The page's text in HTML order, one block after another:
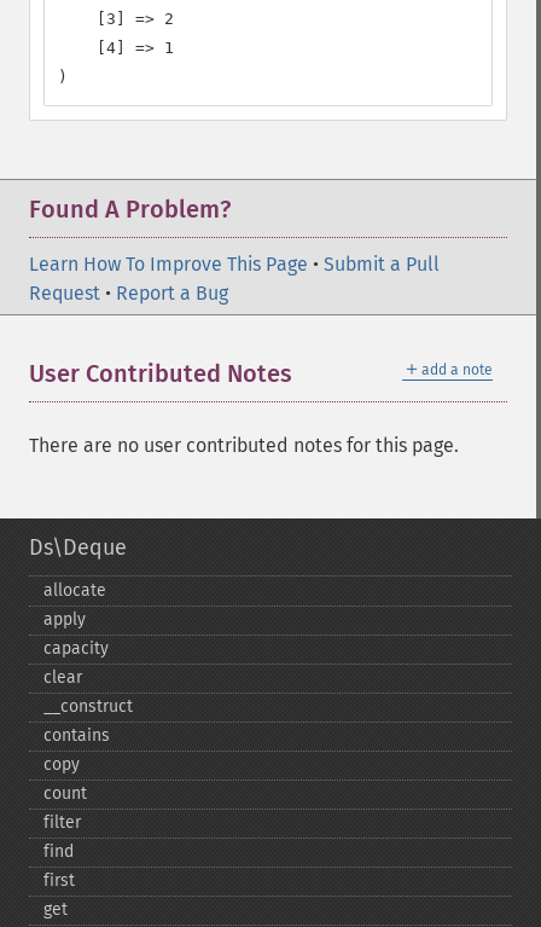
    [3] => 2
    [4] => 1
)
Found A Problem?
Learn How To Improve This Page • Submit a Pull
Request • Report a Bug
＋ add a note
User Contributed Notes
There are no user contributed notes for this page.
Ds\Deque
allocate
apply
capacity
clear
_​_​construct
contains
copy
count
filter
find
first
get